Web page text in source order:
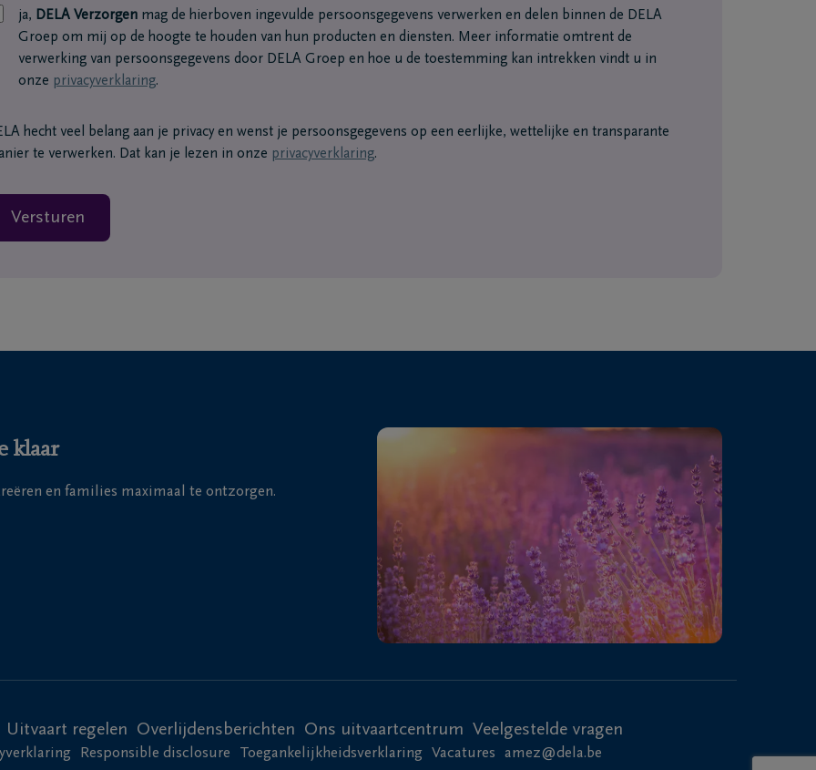
ja, DELA Verzorgenmag de hierboven ingevulde persoonsgegevens verwerken en delen binnen de DELA
Groep om mij op de hoogte te houden van hun producten en diensten. Meer informatie omtrent de
verwerking van persoonsgegevens door DELA Groep en hoe u de toestemming kan intrekken vindt u in
onze privacyverklaring.
hecht veel belang aan je privacy en wenst je persoonsgegevens op een eerlijke, wettelijke en transparante
te verwerken. Dat kan je lezen in onze privacyverklaring.
Versturen
klaar
en families maximaal te ontzorgen.
Uitvaart regelen Overlijdensberichten Ons uitvaartcentrum Veelgestelde vragen
Responsible disclosure Toegankelijkheidsverklaring Vacatures amez@dela.be